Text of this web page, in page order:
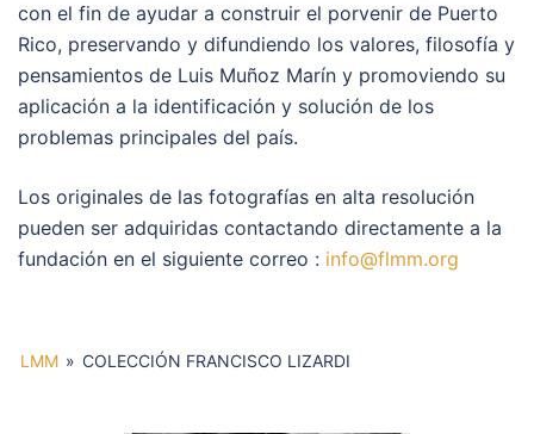
con el fin de ayudar a construir el porvenir de Puerto
Rico, preservando y difundiendo los valores, filosofía y
pensamientos de Luis Muñoz Marín y promoviendo su
aplicación a la identificación y solución de los
problemas principales del país.
Los originales de las fotografías en alta resolución
pueden ser adquiridas contactando directamente a la
fundación en el siguiente correo : info@flmm.org
LMM » COLECCIÓN FRANCISCO LIZARDI